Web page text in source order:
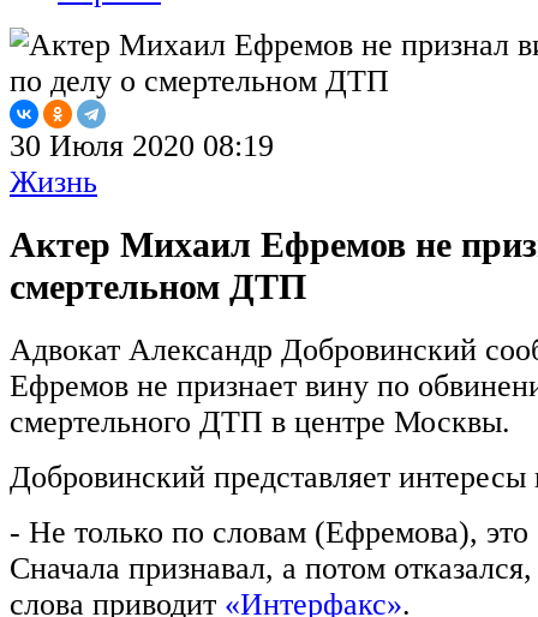
30 Июля 2020 08:19
Жизнь
Актер Михаил Ефремов не
смертельном ДТП
Адвокат Александр Добровинский
Ефремов не признает вину по
смертельного ДТП в центре Москвы.
Добровинский представляет
- Не только по словам (Ефремова), это
Сначала признавал, а потом
слова приводит «Интерфакс».